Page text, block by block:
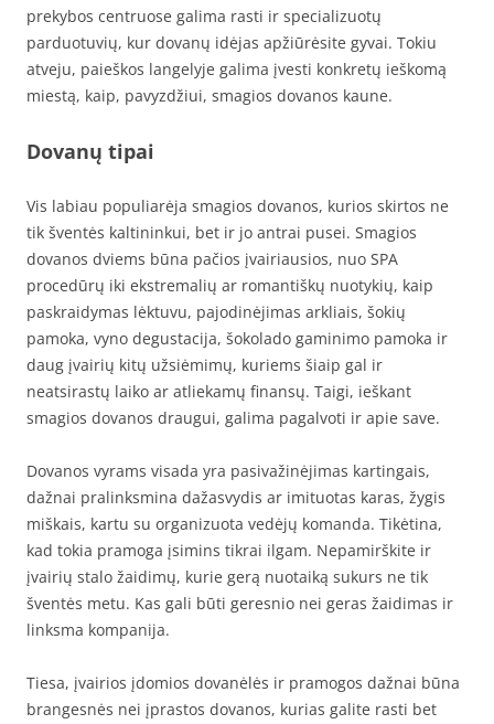
prekybos centruose galima rasti ir specializuotų
parduotuvių, kur dovanų idėjas apžiūrėsite gyvai. Tokiu
atveju, paieškos langelyje galima įvesti konkretų ieškomą
miestą, kaip, pavyzdžiui, smagios dovanos kaune.
Dovanų tipai
Vis labiau populiarėja smagios dovanos, kurios skirtos ne
tik šventės kaltininkui, bet ir jo antrai pusei. Smagios
dovanos dviems būna pačios įvairiausios, nuo SPA
procedūrų iki ekstremalių ar romantiškų nuotykių, kaip
paskraidymas lėktuvu, pajodinėjimas arkliais, šokių
pamoka, vyno degustacija, šokolado gaminimo pamoka ir
daug įvairių kitų užsiėmimų, kuriems šiaip gal ir
neatsirastų laiko ar atliekamų finansų. Taigi, ieškant
smagios dovanos draugui, galima pagalvoti ir apie save.
Dovanos vyrams visada yra pasivažinėjimas kartingais,
dažnai pralinksmina dažasvydis ar imituotas karas, žygis
miškais, kartu su organizuota vedėjų komanda. Tikėtina,
kad tokia pramoga įsimins tikrai ilgam. Nepamirškite ir
įvairių stalo žaidimų, kurie gerą nuotaiką sukurs ne tik
šventės metu. Kas gali būti geresnio nei geras žaidimas ir
linksma kompanija.
Tiesa, įvairios įdomios dovanėlės ir pramogos dažnai būna
brangesnės nei įprastos dovanos, kurias galite rasti bet